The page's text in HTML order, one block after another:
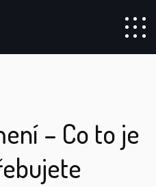
– Co to je